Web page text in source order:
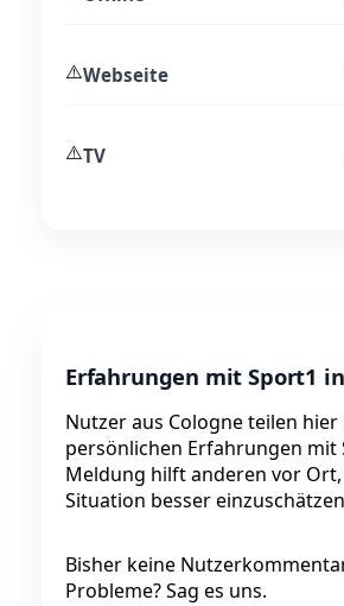
⚠️Webseite
⚠️TV
Erfahrungen mit Sport1
Nutzer aus Cologne teilen
persönlichen Erfahrungen mit
Meldung hilft anderen vor
Situation besser
Bisher keine
Probleme? Sag es uns.